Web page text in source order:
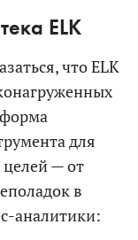
ELK
что ELK
для
— от
в
аналитики: